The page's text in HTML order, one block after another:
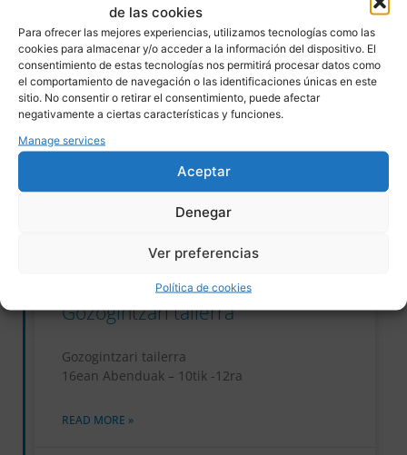
de las cookies
Para ofrecer las mejores experiencias, utilizamos tecnologías como las
cookies para almacenar y/o acceder a la información del dispositivo. El
consentimiento de estas tecnologías nos permitirá procesar datos como
el comportamiento de navegación o las identificaciones únicas en este
sitio. No consentir o retirar el consentimiento, puede afectar
negativamente a ciertas características y funciones.
Manage services
Aceptar
Denegar
Ver preferencias
Política de cookies
23/11/2023 No Comments
EKITALDIAK
Gozogintzari tailerra
Gozogintzari tailerra
16ean Abenduak – 10tik -12ra
READ MORE »